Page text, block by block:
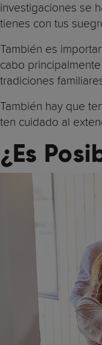
investigaciones se
tienes con tus
También es
cabo
tradiciones
También hay que
ten cuidado al
¿Es